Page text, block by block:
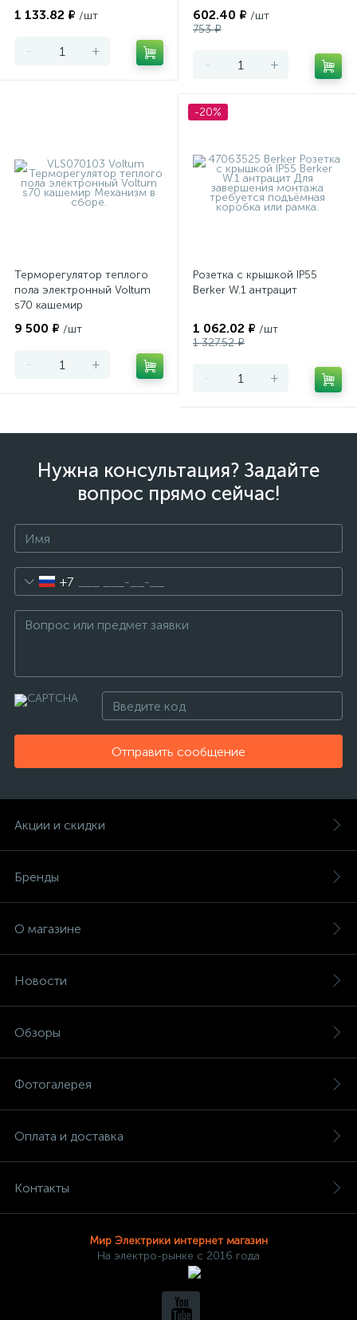
1 133.82 ₽ /шт
- +
602.40 ₽ /шт
753 ₽
- +
Терморегулятор теплого
пола электронный Voltum
s70 кашемир
9 500 ₽ /шт
- +
-20%
Розетка с крышкой IP55
Berker W.1 антрацит
1 062.02 ₽ /шт
1 327.52 ₽
- +
Нужна консультация? Задайте
вопрос прямо сейчас!
+7
Отправить сообщение
Акции и скидки
Бренды
О магазине
Новости
Обзоры
Фотогалерея
Оплата и доставка
Контакты
Мир Электрики интернет магазин
На электро-рынке с 2016 года